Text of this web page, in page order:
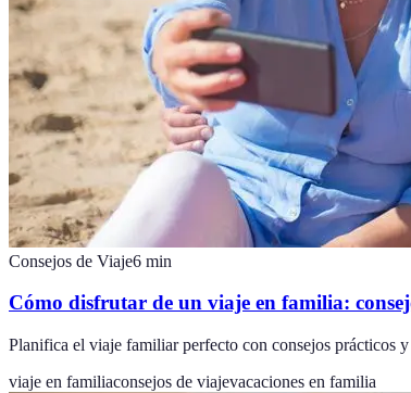
Consejos de Viaje6 min
Cómo disfrutar de un viaje en familia:
Planifica el viaje familiar perfecto con consejos prácticos
viaje en familiaconsejos de viajevacaciones en familia